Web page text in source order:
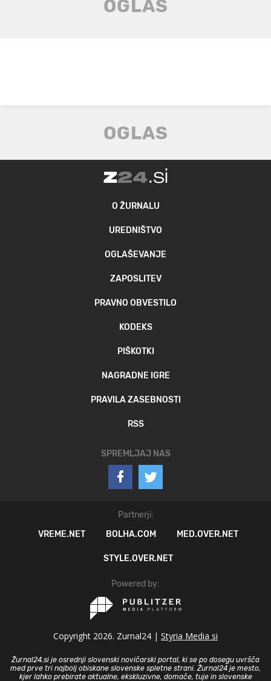
O ŽURNALU
UREDNIŠTVO
OGLAŠEVANJE
ZAPOSLITEV
PRAVNO OBVESTILO
KODEKS
PIŠKOTKI
NAGRADNE IGRE
PRAVILA ZASEBNOSTI
RSS
SPREMLJAJ NAS
Partnerji:
VREME.NET
BOLHA.COM MED.OVER.NET
STYLE.OVER.NET
Powered by:
Copyright 2026. Zurnal24 | Styria Media si
Žurnal24.si je osrednji slovenski novičarski portal, ki se po dosegu uvršča
med prve tri najbolj obiskane slovenske spletne strani. Žurnal24 je mesto,
kjer lahko prebirate aktualne, ekskluzivne, domače, tuje in slovenske